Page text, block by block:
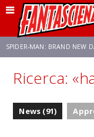
SPIDER-MAN: BRAND NEW
FRANCO RICCIARDIELLO
Ricerca:
News (91)